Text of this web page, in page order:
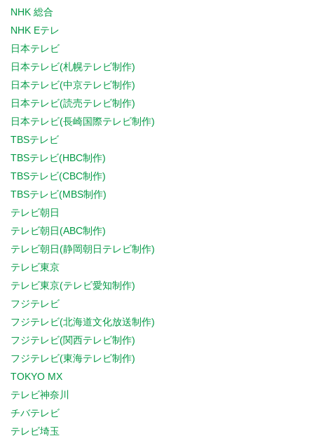
NHK 総合
NHK Eテレ
日本テレビ
日本テレビ(札幌テレビ制作)
日本テレビ(中京テレビ制作)
日本テレビ(読売テレビ制作)
日本テレビ(長崎国際テレビ制作)
TBSテレビ
TBSテレビ(HBC制作)
TBSテレビ(CBC制作)
TBSテレビ(MBS制作)
テレビ朝日
テレビ朝日(ABC制作)
テレビ朝日(静岡朝日テレビ制作)
テレビ東京
テレビ東京(テレビ愛知制作)
フジテレビ
フジテレビ(北海道文化放送制作)
フジテレビ(関西テレビ制作)
フジテレビ(東海テレビ制作)
TOKYO MX
テレビ神奈川
チバテレビ
テレビ埼玉